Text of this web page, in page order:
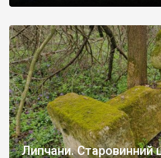
Липчани. Старовинний